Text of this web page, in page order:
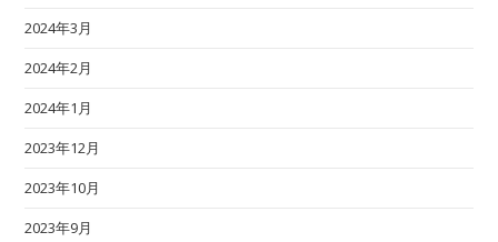
2024年3月
2024年2月
2024年1月
2023年12月
2023年10月
2023年9月